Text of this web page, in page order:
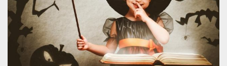
PHPSESSID
PHP.net
oooh.events
Sessione
generato da
applicazioni
basate sul
linguaggio PHP.
Si tratta di un
identificatore
generico
utilizzato per